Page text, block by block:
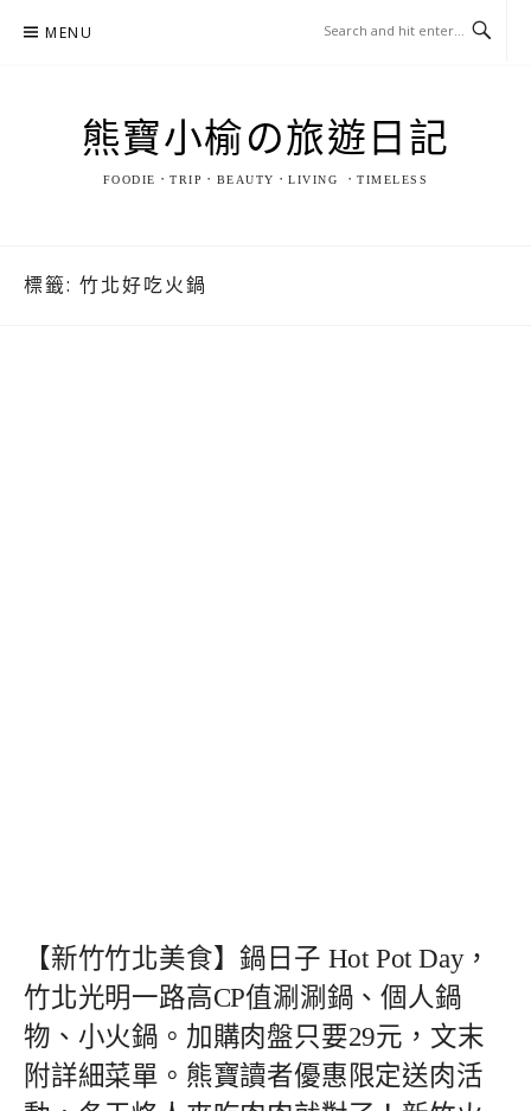
MENU
熊寶小榆の旅遊日記
FOODIE．TRIP．BEAUTY．LIVING ．TIMELESS
標籤: 竹北好吃火鍋
【新竹竹北美食】鍋日子 Hot Pot Day，
竹北光明一路高CP值涮涮鍋、個人鍋
物、小火鍋。加購肉盤只要29元，文末
附詳細菜單。熊寶讀者優惠限定送肉活